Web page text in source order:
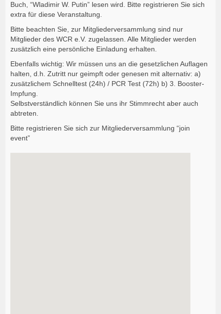
Buch, “Wladimir W. Putin” lesen wird. Bitte registrieren Sie sich
extra für diese Veranstaltung.
Bitte beachten Sie, zur Mitgliederversammlung sind nur
Mitglieder des WCR e.V. zugelassen. Alle Mitglieder werden
zusätzlich eine persönliche Einladung erhalten.
Ebenfalls wichtig: Wir müssen uns an die gesetzlichen Auflagen
halten, d.h. Zutritt nur geimpft oder genesen mit alternativ: a)
zusätzlichem Schnelltest (24h) / PCR Test (72h) b) 3. Booster-
Impfung.
Selbstverständlich können Sie uns ihr Stimmrecht aber auch
abtreten.
Bitte registrieren Sie sich zur Mitgliederversammlung “join
event”